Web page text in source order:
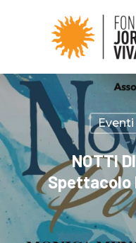
Hit enter to
Eventi
NOTTI
Spettacolo